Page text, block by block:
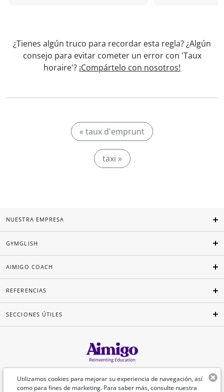
¿Tienes algún truco para recordar esta regla? ¿Algún
consejo para evitar cometer un error con 'Taux
horaire'? ¡Compártelo con nosotros!
« taux d'emprunt
taxi »
Utilizamos cookies para mejorar su experiencia de navegación, así
como para fines de marketing. Para saber más, consulte nuestra
NUESTRA EMPRESA
GYMGLISH
AIMIGO COACH
REFERENCIAS
SECCIONES ÚTILES
Español